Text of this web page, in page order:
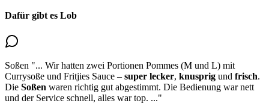
Dafür gibt es Lob
Soßen "... Wir hatten zwei Portionen Pommes (M und L) mit
Currysoße und Fritjies Sauce – super lecker, knusprig und frisch.
Die Soßen waren richtig gut abgestimmt. Die Bedienung war nett
und der Service schnell, alles war top. ..."